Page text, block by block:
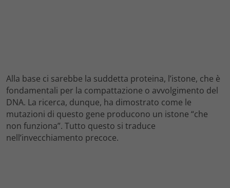
Alla base ci sarebbe la suddetta proteina, l’istone, che è
fondamentali per la compattazione o avvolgimento del
DNA. La ricerca, dunque, ha dimostrato come le
mutazioni di questo gene producono un istone “che
non funziona”. Tutto questo si traduce
nell’invecchiamento precoce.